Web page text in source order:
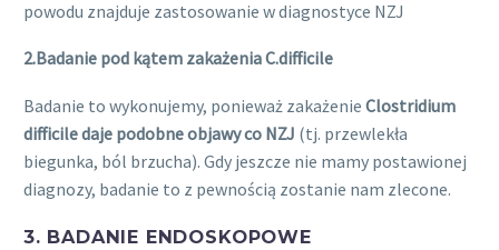
powodu znajduje zastosowanie w diagnostyce NZJ
2.Badanie pod kątem zakażenia C.difficile
Badanie to wykonujemy, ponieważ zakażenie Clostridium
difficile daje podobne objawy co NZJ (tj. przewlekła
biegunka, ból brzucha). Gdy jeszcze nie mamy postawionej
diagnozy, badanie to z pewnością zostanie nam zlecone.
3. BADANIE ENDOSKOPOWE